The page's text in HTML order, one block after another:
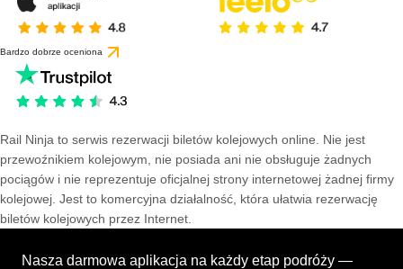
Bardzo dobrze oceniona
Rail Ninja to serwis rezerwacji biletów kolejowych online. Nie jest
przewoźnikiem kolejowym, nie posiada ani nie obsługuje żadnych
pociągów i nie reprezentuje oficjalnej strony internetowej żadnej firmy
kolejowej. Jest to komercyjna działalność, która ułatwia rezerwację
biletów kolejowych przez Internet.
Nasza darmowa aplikacja na każdy etap podróży —